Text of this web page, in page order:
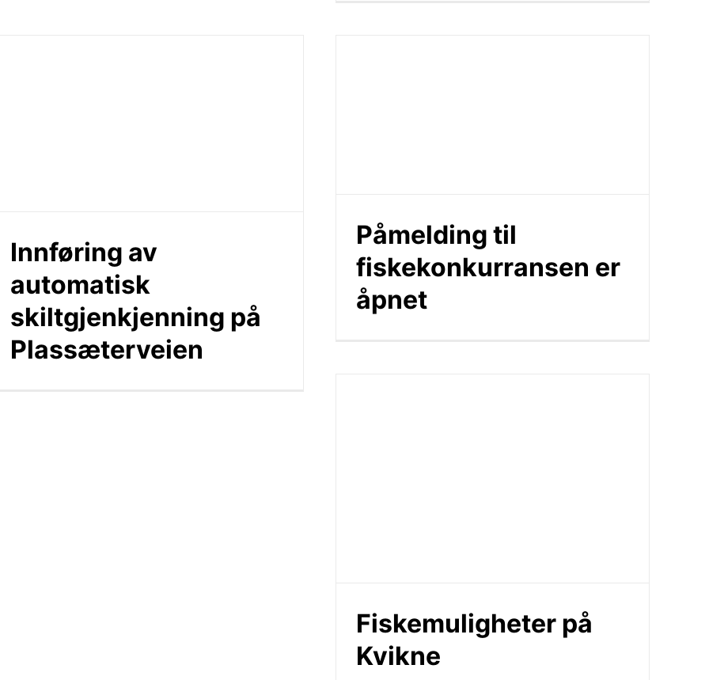
Innføring av
automatisk
skiltgjenkjenning på
Plassæterveien
Påmelding til
fiskekonkurransen er
åpnet
Fiskemuligheter på
Kvikne